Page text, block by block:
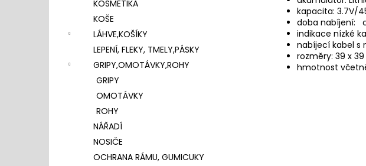
KOSMETIKA
KOŠE
LÁHVE,KOŠÍKY
LEPENÍ, FLEKY, TMELY,PÁSKY
GRIPY,OMOTÁVKY,ROHY
GRIPY
OMOTÁVKY
ROHY
NÁŘADÍ
NOSIČE
OCHRANA RÁMU, GUMICUKY
kapacita: 3.7V/
doba nabíjení:
indikace nízké
nabíjecí kabel s
rozměry: 39 x
hmotnost